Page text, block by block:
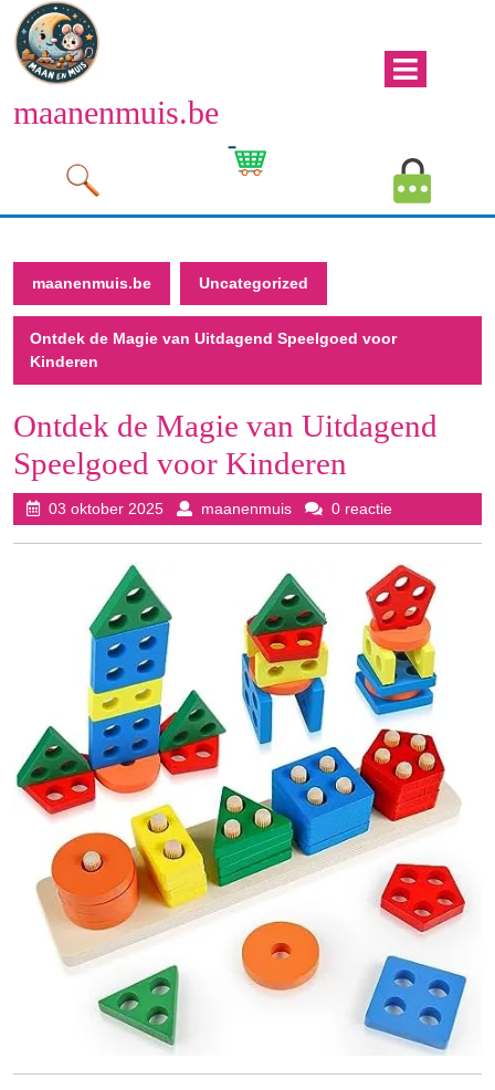
Naar
de
inhoud
maanenmuis.be
Winkelwagen
maanenmuis.be Uncategorized
Ontdek de Magie van Uitdagend Speelgoed voor
Kinderen
Ontdek de Magie van Uitdagend
Speelgoed voor Kinderen
03 oktober 202503
oktober
maanenmuismaanenmuis
0 reactie